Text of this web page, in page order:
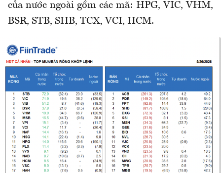
của nước ngoài gồm các mã: HPG, VIC, VHM,
BSR, STB, SHB, TCX, VCI, HCM.